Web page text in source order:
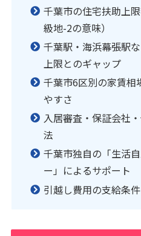
千葉市の住宅扶助上
級地-2の意味）
千葉駅・海浜幕張駅
上限とのギャップ
千葉市6区別の家賃相
やすさ
入居審査・保証会社
法
千葉市独自の「生活
ー」によるサポート
引越し費用の支給条件